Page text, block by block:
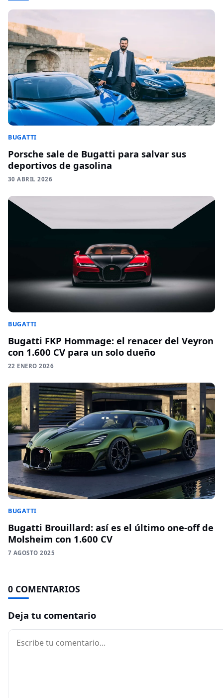
BUGATTI
Porsche sale de Bugatti para salvar sus
deportivos de gasolina
30 ABRIL 2026
BUGATTI
Bugatti FKP Hommage: el renacer del Veyron
con 1.600 CV para un solo dueño
22 ENERO 2026
BUGATTI
Bugatti Brouillard: así es el último one-off de
Molsheim con 1.600 CV
7 AGOSTO 2025
0 COMENTARIOS
Deja tu comentario
Comentario